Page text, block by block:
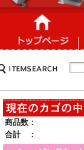
商品数：
合計 ：